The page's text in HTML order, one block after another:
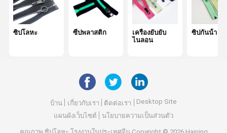
ซิปโลหะ ซีปพลาสติก
เครื่องยับยับ
ไนลอน
ซิปกันน้ํา
บ้าน เกี่ยวกับเรา ติดต่อเรา
Desktop Site
แผนผังเว็บไซต์
นโยบายความเป็นส่วนตัว